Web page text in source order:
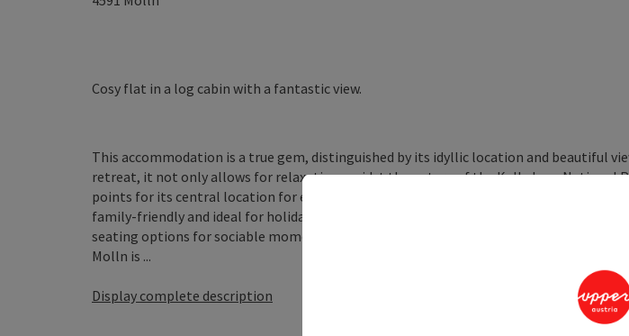
Cosy flat in a log cabin with a fantastic view.
This accommodation is a true gem, distinguished by its idyllic location and beautiful
retreat, it not only allows for relaxation amidst the nature of the Kalkalpen National
points for its central location for excursions to cities, ski areas, and lakes. The large
family-friendly and ideal for holidays with friends. Additionally, enjoy a spacious
seating options for sociable moments. Cozy log cabin in the Kalkalpen National Park:
Molln is ...
Display complete description